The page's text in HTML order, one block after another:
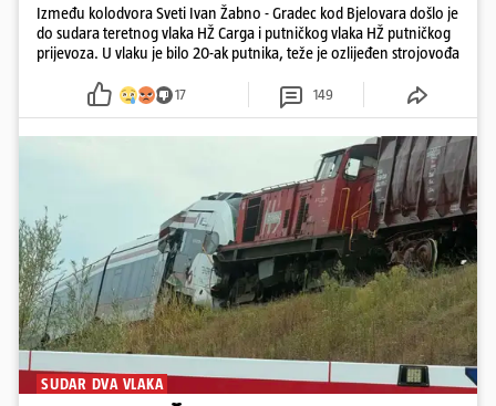
Između kolodvora Sveti Ivan Žabno - Gradec kod Bjelovara došlo je
do sudara teretnog vlaka HŽ Carga i putničkog vlaka HŽ putničkog
prijevoza. U vlaku je bilo 20-ak putnika, teže je ozlijeđen strojovođa
17 149
SUDAR DVA VLAKA